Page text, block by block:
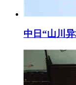
中日“山川